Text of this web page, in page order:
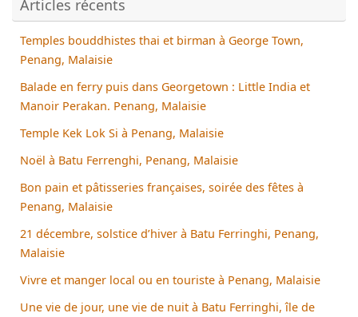
Articles récents
Temples bouddhistes thai et birman à George Town,
Penang, Malaisie
Balade en ferry puis dans Georgetown : Little India et
Manoir Perakan. Penang, Malaisie
Temple Kek Lok Si à Penang, Malaisie
Noël à Batu Ferrenghi, Penang, Malaisie
Bon pain et pâtisseries françaises, soirée des fêtes à
Penang, Malaisie
21 décembre, solstice d’hiver à Batu Ferringhi, Penang,
Malaisie
Vivre et manger local ou en touriste à Penang, Malaisie
Une vie de jour, une vie de nuit à Batu Ferringhi, île de